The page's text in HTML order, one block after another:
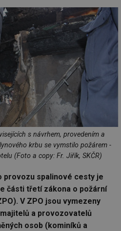
s návrhem, provedením a
krbu se vymstilo požárem -
(Foto a copy: Fr. Jiřík, SKČR)
provozu spalinové cesty je
části třetí zákona o požární
V ZPO jsou vymezeny
a provozovatelů
osob (kominíků a